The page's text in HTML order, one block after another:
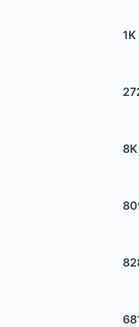
1K
8K